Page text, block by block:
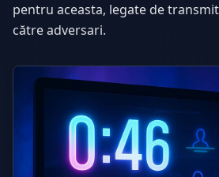
pentru aceasta, legate de
către adversari.